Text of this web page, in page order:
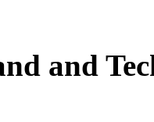
and